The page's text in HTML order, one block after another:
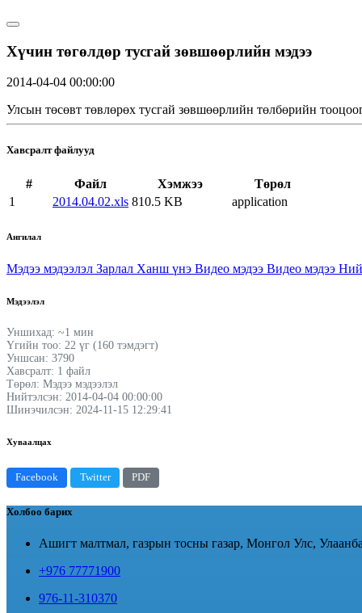
Хүчин төгөлдөр тусгай зөвшөөрлийн мэдээ
2014-04-04 00:00:00
Улсын төсөвт төвлөрөх тусгай зөвшөөрлийн төлбөрийн
Хавсралт файлууд
# Файл Хэмжээ
Төрөл
1
2014.04.02.xls 810.5 KB application
Ангилал
Мэдээ мэдээлэл Зарлал Ханш үнэ Видео мэдээ Видео мэдээ
Мэдээлэл
Уншихад: ~1 мин
Үгийн тоо: 22 үг (160 тэмдэгт)
Уншсан: 3790
Хавсралт: 1 файл
Төрөл: Мэдээ мэдээлэл
Нийтэлсэн: 2014-04-04 00:00:00
Шинэчилсэн: 2024-11-15 12:29:41
Хуваалцах
Facebook Twitter PDF
Холбоо барих
Ашигт малтмал, газрын тосны газар, Монгол Улс,
+976 77771900
976-11-310370